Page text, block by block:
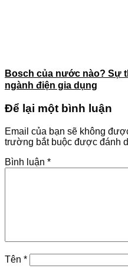
Bosch của nước nào? Sự
ngành điện gia dụng
Để lại một bình luận
Email của bạn sẽ không
trường bắt buộc được đánh
Bình luận *
Tên *